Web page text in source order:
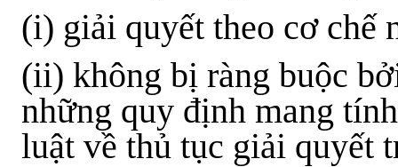
(i) giải quyết theo cơ chế
(ii) không bị ràng buộc
những quy định mang
luật về thủ tục giải quyết